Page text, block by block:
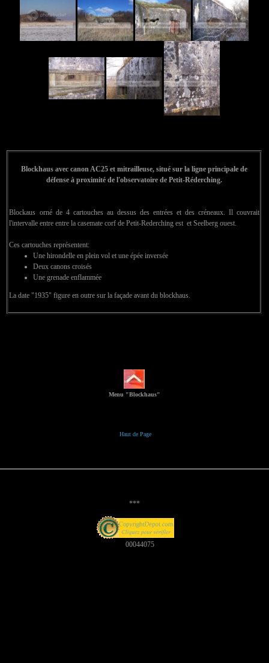
Blockhaus avec canon AC25 et mitrailleuse, situé sur la ligne principale de
défense à proximité de l'observatoire de Petit-Réderching.
Blockaus orné de 4 cartouches au dessus des entrées et des créneaux. Il couvrait
l'intervalle entre entre la casemate corf de Petit-Rederching est et Seelberg ouest.
Ces cartouches représentent:
Une hirondelle en plein vol et une épée inversée
Deux canons croisés
Une grenade enflammée
La date "1935" figure en outre sur la façade avant du blockhaus.
Menu "Blockhaus"
Haut de Page
***
00044075